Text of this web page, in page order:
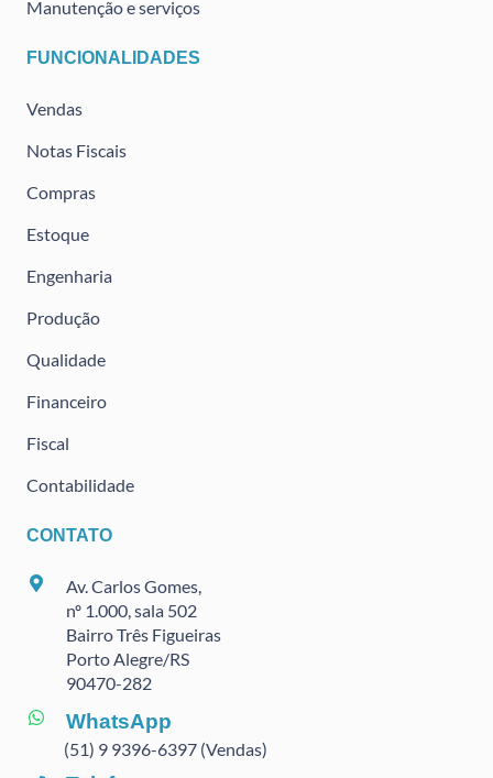
Manutenção e serviços
FUNCIONALIDADES
Vendas
Notas Fiscais
Compras
Estoque
Engenharia
Produção
Qualidade
Financeiro
Fiscal
Contabilidade
CONTATO
Av. Carlos Gomes,
nº 1.000, sala 502
Bairro Três Figueiras
Porto Alegre/RS
90470-282
WhatsApp
(51) 9 9396-6397 (Vendas)